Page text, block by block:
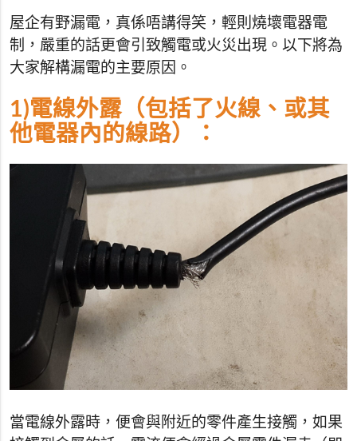
屋企有野漏電，真係唔講得笑，輕則燒壞電器電
制，嚴重的話更會引致觸電或火災出現。以下將為
大家解構漏電的主要原因。
1)電線外露（包括了火線、或其
他電器內的線路）：
當電線外露時，便會與附近的零件產生接觸，如果